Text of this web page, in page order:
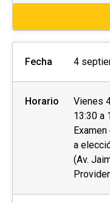
Fecha 4
Horario
Vienes
13:30 a
a
(Av.